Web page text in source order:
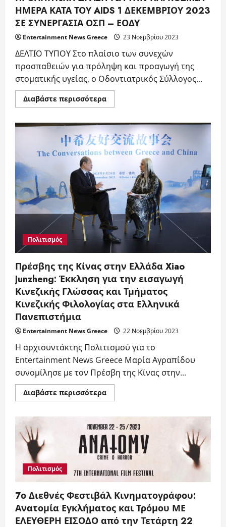
ΗΜΕΡΑ ΚΑΤΑ ΤΟΥ AIDS 1 ΔΕΚΕΜΒΡΙΟΥ 2023
ΣΕ ΣΥΝΕΡΓΑΣΙΑ ΟΣΠ – ΕΟΔΥ
Entertainment News Greece 23 Νοεμβρίου 2023
ΔΕΛΤΙΟ ΤΥΠΟΥ Στο πλαίσιο των συνεχών
προσπαθειών για πρόληψη και προαγωγή της
στοματικής υγείας, ο Οδοντιατρικός Σύλλογος...
Διαβάστε περισσότεραRead
more
ΔΡΑΣΗ
ΓΙΑ
ΤΗΝ
ΠΑΓΚΟΣΜΙΑ
ΗΜΕΡΑ
AIDS
ΔΕΚΕΜΒΡΙΟΥ
2023
ΣΕ
ΣΥΝΕΡΓΑΣΙΑ
ΟΣΠ
–
ΕΟΔΥ
Πολιτισμός
Πρέσβης της Κίνας στην Ελλάδα Xiao
Junzheng: Έκκληση για την εισαγωγή
Κινεζικής Γλώσσας και Τμήματος
Κινεζικής Φιλολογίας στα Ελληνικά
Πανεπιστήμια
Entertainment News Greece 22 Νοεμβρίου 2023
Η αρχισυντάκτης Πολιτισμού για το
Entertainment News Greece Μαρία Αγραπίδου
συνομίλησε με τον Πρέσβη της Κίνας στην...
Διαβάστε περισσότεραRead
more
Κίνας
στην
Ελλάδα
Xiao
Junzheng:
Έκκληση
για
την
εισαγωγή
Κινεζικής
Γλώσσας
και
Τμήματος
Κινεζικής
Πολιτισμός
7ο Διεθνές Φεστιβάλ Κινηματογράφου:
Ανατομία Εγκλήματος και Τρόμου ΜΕ
ΕΛΕΥΘΕΡΗ ΕΙΣΟΔΟ από την Τετάρτη 22